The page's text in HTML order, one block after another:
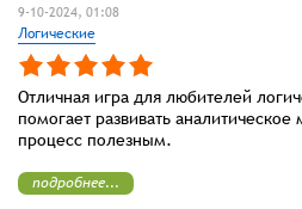
9-10-2024, 01:08
Логические
Отличная игра для любителей
помогает развивать
процесс полезным.
подробнее...